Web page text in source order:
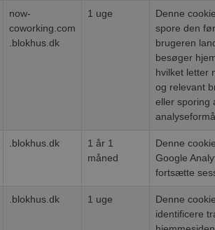
now-
coworking.com
.blokhus.dk
1 uge
Denne
spore den
brugeren
besøger
hvilket letter
og relevant
eller sporing
.blokhus.dk
1 år 1
måned
Denne
Google
fortsætte
.blokhus.dk 1 uge
Denne
identificere